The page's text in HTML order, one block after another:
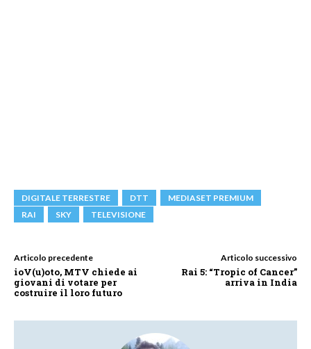
DIGITALE TERRESTRE DTT
MEDIASET PREMIUM
RAI
SKY TELEVISIONE
Articolo precedente
ioV(u)oto, MTV chiede ai
giovani di votare per
costruire il loro futuro
Articolo successivo
Rai 5: “Tropic of Cancer”
arriva in India